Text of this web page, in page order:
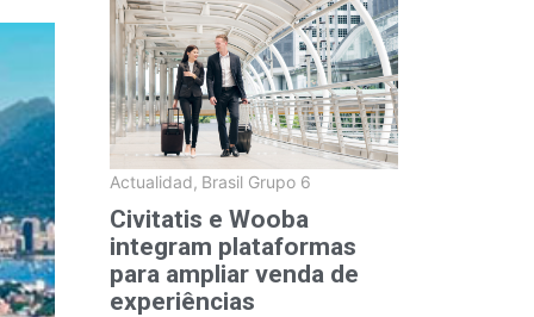
Actualidad, Brasil Grupo 6
Civitatis e Wooba
integram plataformas
para ampliar venda de
experiências